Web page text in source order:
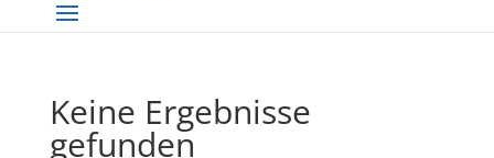
Keine Ergebnisse
gefunden